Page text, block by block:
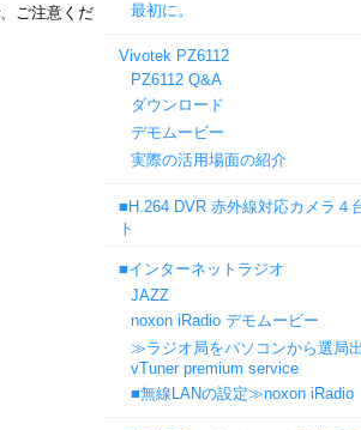
ご注意くだ
最初に。
Vivotek PZ6112
PZ6112 Q&A
ダウンロード
デモムービー
実際の活用場面の紹介
■H.264 DVR 赤外線対応カメラ４
ト
■インターネットラジオ
JAZZ
noxon iRadio デモムービー
≫ラジオ局をパソコンから選局
vTuner premium service
■無線LANの設定≫noxon iRadio